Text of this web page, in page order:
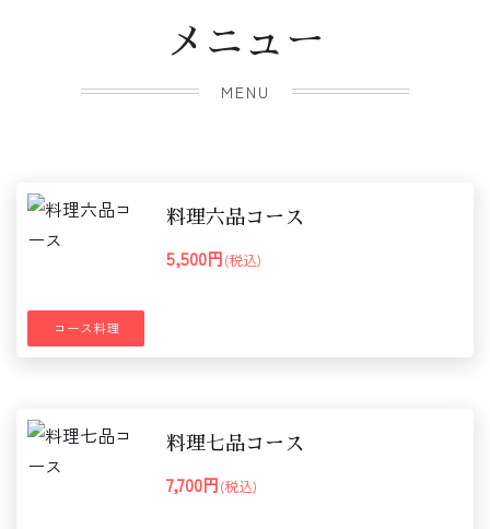
メニュー
MENU
コース料理
料理六品コース
5,500円(税込)
料理七品コース
7,700円(税込)